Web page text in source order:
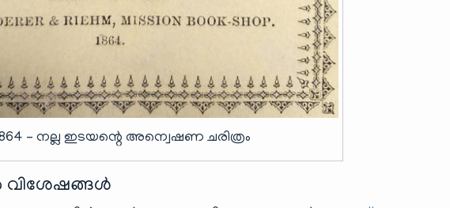
– നല്ല ഇടയന്റെ അന്വെഷണ ചരിത്രം
വിശേഷങ്ങൾ